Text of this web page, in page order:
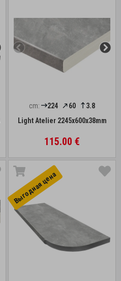
cm: 224 60
3.8
Light Atelier 2245x600x38mm
115.00 €
Выгоднaя цена